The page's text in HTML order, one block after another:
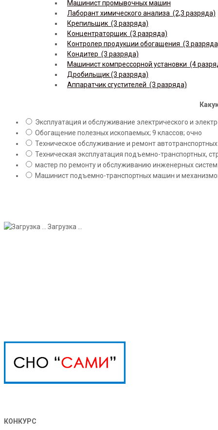
Машинист промывочных машин
Лаборант химического анализа (2,3 разряда)
Крепильщик (3 разряда)
Концентраторщик (3 разряда)
Контролер продукции обогащения (3
Кондитер (3 разряда)
Машинист компрессорной установки (4
Дробильщик (3 разряда)
Аппаратчик сгустителей (3 разряда)
Эксплуатация и обслуживание электрического и
Обогащение полезных ископаемых; 9 классов; очно
Техническое обслуживание и ремонт
Техническая эксплуатация подъемно-транспортных,
мастер по ремонту и обслуживанию инженерных
Машинист подъемно-транспортных машин и
Загрузка ...
КОНКУРС